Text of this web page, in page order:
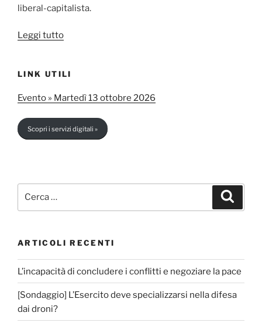
liberal-capitalista.
Leggi tutto“Neutralità
autonomia
un
modello
svizzero
LINK UTILI
Evento » Martedì 13 ottobre 2026
Scopri i servizi digitali »
ARTICOLI RECENTI
L’incapacità di concludere i conflitti e negoziare la pace
[Sondaggio] L’Esercito deve specializzarsi nella difesa
dai droni?